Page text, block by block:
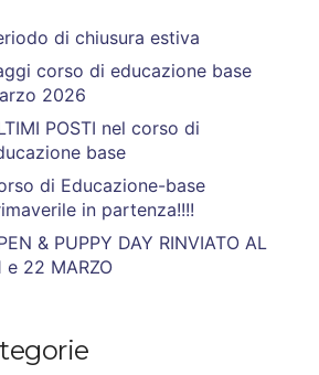
di chiusura estiva
corso di educazione base
2026
POSTI nel corso di
base
di Educazione-base
in partenza!!!!
& PUPPY DAY RINVIATO AL
e 22 MARZO